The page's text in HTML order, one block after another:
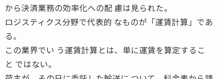
から決済業務の効率化への配 慮は見られた。
ロジスティクス分野で代表的 なものが「運賃計算」であ
る。
この業界でい う運賃計算とは、単に運賃を算定するこ
と ではない。